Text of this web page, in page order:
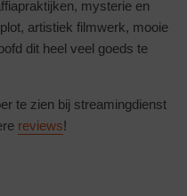
mysterie en
artistiek filmwerk, mooie
dit heel veel goeds te
te zien bij streamingdienst
reviews!